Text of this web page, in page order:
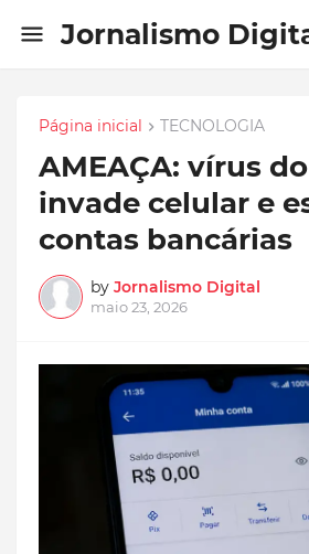
Jornalismo
Página inicial TECNOLOGIA
AMEAÇA: vírus
invade celular e
contas bancárias
by Jornalismo Digital
maio 23, 2026